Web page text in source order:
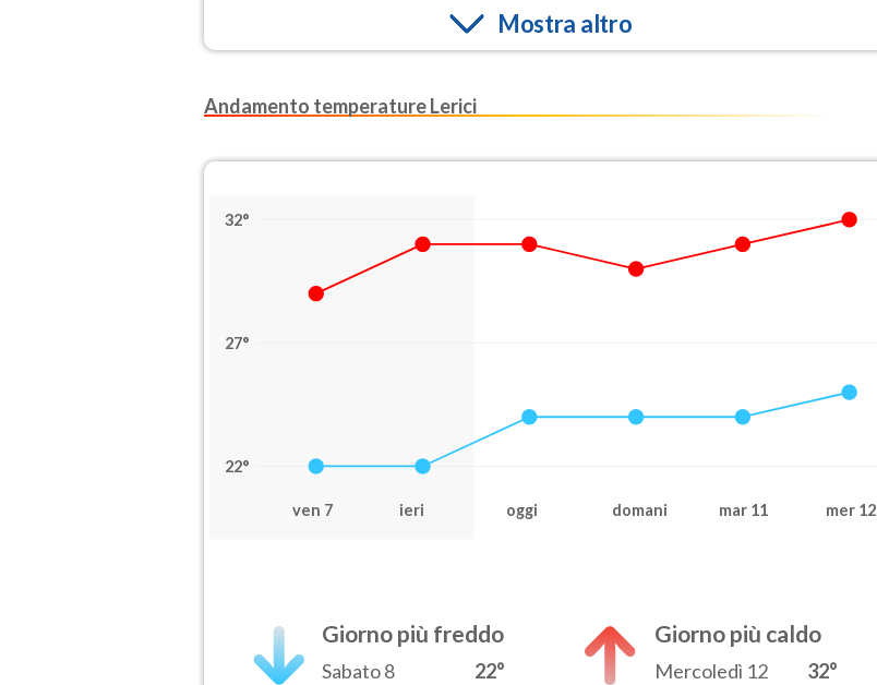
Mostra altro
Andamento temperature Lerici
32°
27°
22°
ven 7 ieri oggi domani mar 11 mer 12
Giorno più freddo
Sabato 8 22°
Giorno più caldo
Mercoledì 12 32°